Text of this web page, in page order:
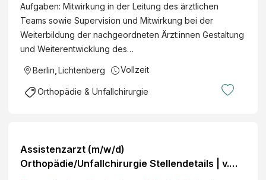
Aufgaben: Mitwirkung in der Leitung des ärztlichen
Teams sowie Supervision und Mitwirkung bei der
Weiterbildung der nachgeordneten Ärzt:innen Gestaltung
und Weiterentwicklung des…
Berlin Lichtenberg Vollzeit
Orthopädie & Unfallchirurgie
Assistenzarzt (m/w/d)
Orthopädie/Unfallchirurgie Stellendetails | v.